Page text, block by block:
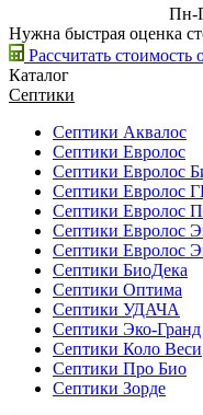
Пн-
Нужна быстрая оценка
Рассчитать стоимость
Каталог
Септики
Септики Аквалос
Септики Евролос
Септики Евролос
Септики Евролос
Септики Евролос
Септики Евролос
Септики Евролос
Септики БиоДека
Септики Оптима
Септики УДАЧА
Септики Эко-Гранд
Септики Коло Веси
Септики Про Био
Септики Зорде